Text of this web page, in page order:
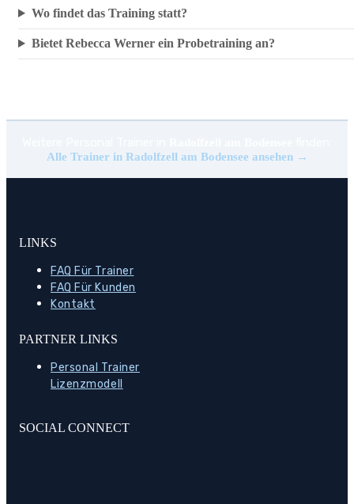
Wo findet das Training statt?
Bietet Rebecca Werner ein Probetraining an?
Alle Trainer in Radolfzell am Bodensee ansehen →
LINKS
FAQ Für Trainer
FAQ Für Kunden
Kontakt
PARTNER LINKS
Personal Trainer
Lizenzmodell
SOCIAL CONNECT